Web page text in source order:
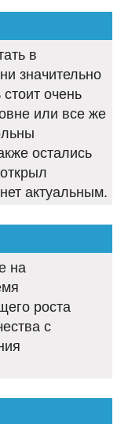
в
значительно
очень
или все же
остались
актуальным.
на
роста
с